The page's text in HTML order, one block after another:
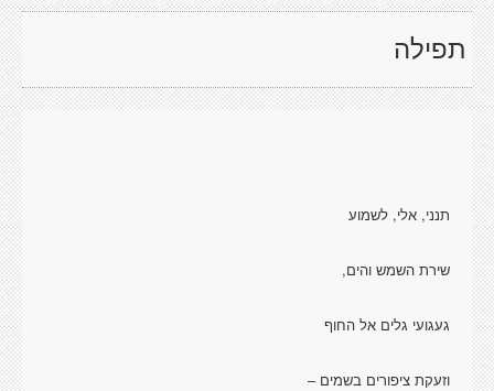
תפילה
תנני, אלי, לשמוע
שירת השמש והים,
געגועי גלים אל החוף
וזעקת ציפורים בשמים –